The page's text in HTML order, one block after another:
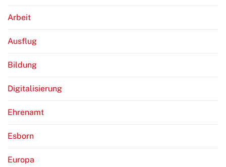
Arbeit
Ausflug
Bildung
Digitalisierung
Ehrenamt
Esborn
Europa